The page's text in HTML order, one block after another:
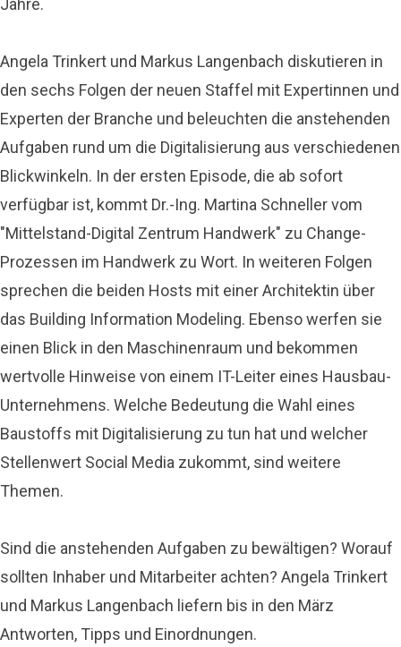
Jahre.
Angela Trinkert und Markus Langenbach diskutieren in
den sechs Folgen der neuen Staffel mit Expertinnen und
Experten der Branche und beleuchten die anstehenden
Aufgaben rund um die Digitalisierung aus verschiedenen
Blickwinkeln. In der ersten Episode, die ab sofort
verfügbar ist, kommt Dr.-Ing. Martina Schneller vom
"Mittelstand-Digital Zentrum Handwerk" zu Change-
Prozessen im Handwerk zu Wort. In weiteren Folgen
sprechen die beiden Hosts mit einer Architektin über
das Building Information Modeling. Ebenso werfen sie
einen Blick in den Maschinenraum und bekommen
wertvolle Hinweise von einem IT-Leiter eines Hausbau-
Unternehmens. Welche Bedeutung die Wahl eines
Baustoffs mit Digitalisierung zu tun hat und welcher
Stellenwert Social Media zukommt, sind weitere
Themen.
Sind die anstehenden Aufgaben zu bewältigen? Worauf
sollten Inhaber und Mitarbeiter achten? Angela Trinkert
und Markus Langenbach liefern bis in den März
Antworten, Tipps und Einordnungen.